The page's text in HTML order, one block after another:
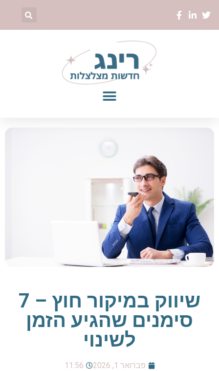
שיווק במיקור חוץ – 7
סימנים שהגיע הזמן
לשינוי
פברואר 1, 2026 11:56